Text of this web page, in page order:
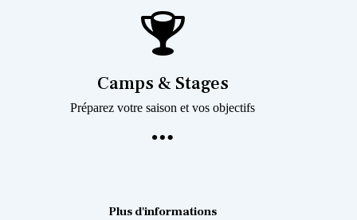
Camps & Stages
Préparez votre saison et vos objectifs
Plus d'informations